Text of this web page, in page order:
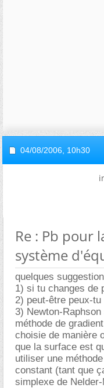
04/08/2006, 10h30
Re : Pb pour
système
quelques
1) si tu changes de
2) peut-être peux-
3) Newton-
méthode de
choisie de manière
que la surface est
utiliser une
constant (tant que
simplexe de Nelder-